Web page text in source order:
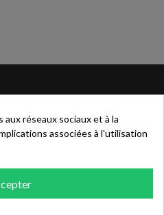
nous
réseaux sociaux et à la
associées à l'utilisation